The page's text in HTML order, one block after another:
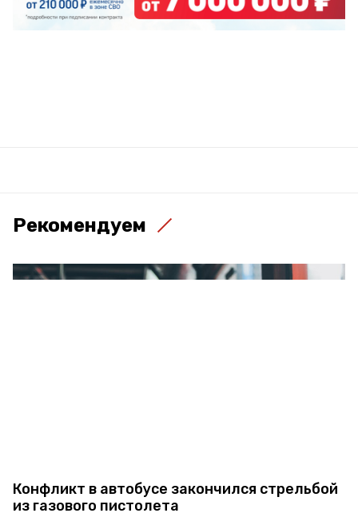
Рекомендуем
Конфликт в автобусе закончился стрельбой
из газового пистолета